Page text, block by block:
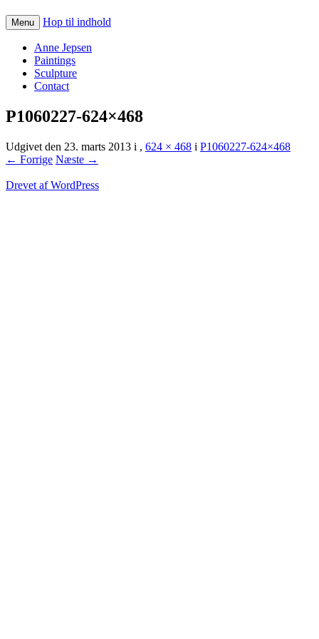
Menu Hop til indhold
Anne Jepsen
Paintings
Sculpture
Contact
P1060227-624×468
Udgivet den 23. marts 2013 i , 624 × 468 i P1060227-624×468
← Forrige Næste →
Drevet af WordPress